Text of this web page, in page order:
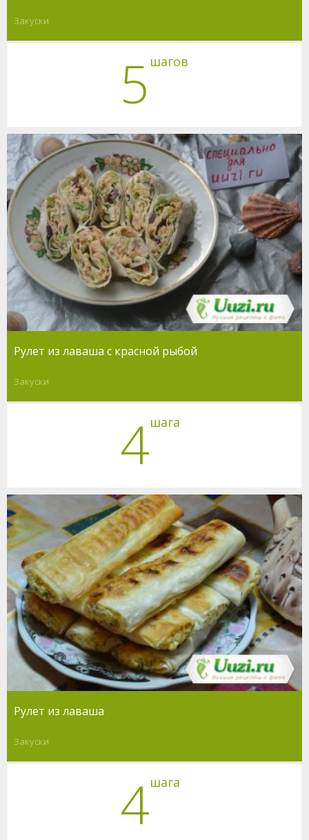
Закуски
5 шагов
Рулет из лаваша с красной рыбой
Закуски
4шага
Рулет из лаваша
Закуски
4шага